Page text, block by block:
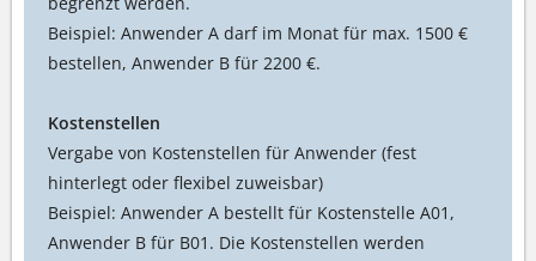
Beispiel: Anwender A darf im Monat für max. 1500 €
bestellen, Anwender B für 2200 €.
Kostenstellen
Vergabe von Kostenstellen für Anwender (fest
hinterlegt oder flexibel zuweisbar)
Beispiel: Anwender A bestellt für Kostenstelle A01,
Anwender B für B01. Die Kostenstellen werden